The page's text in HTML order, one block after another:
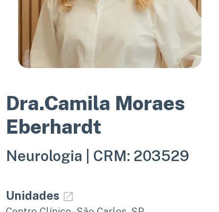
Dra.Camila Moraes
Eberhardt
Neurologia | CRM: 203529
Unidades